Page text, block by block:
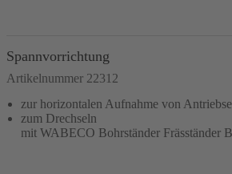
Spannvorrichtung
Artikelnummer 22312
zur horizontalen Aufnahme von
zum Drechseln
mit WABECO Bohrständer Fräsständer